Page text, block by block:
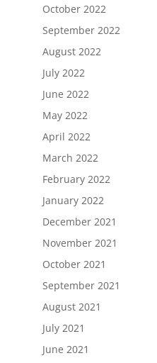
October 2022
September 2022
August 2022
July 2022
June 2022
May 2022
April 2022
March 2022
February 2022
January 2022
December 2021
November 2021
October 2021
September 2021
August 2021
July 2021
June 2021